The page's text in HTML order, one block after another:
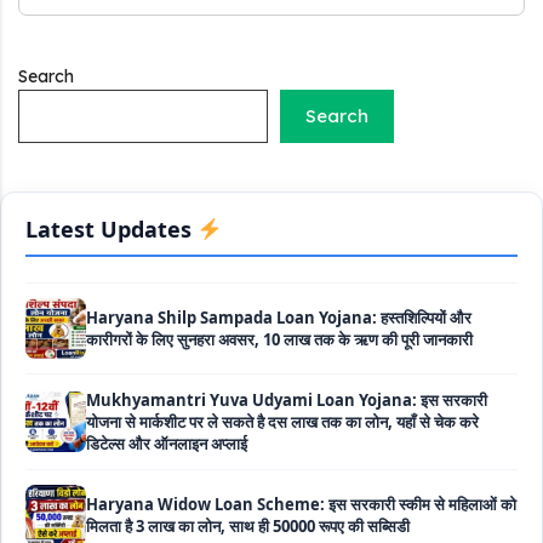
Search
Search
Latest Updates
Haryana Shilp Sampada Loan Yojana: हस्तशिल्पियों और
कारीगरों के लिए सुनहरा अवसर, 10 लाख तक के ऋण की पूरी जानकारी
Mukhyamantri Yuva Udyami Loan Yojana: इस सरकारी
योजना से मार्कशीट पर ले सकते है दस लाख तक का लोन, यहाँ से चेक करे
डिटेल्स और ऑनलाइन अप्लाई
Haryana Widow Loan Scheme: इस सरकारी स्कीम से महिलाओं को
मिलता है 3 लाख का लोन, साथ ही 50000 रूपए की सब्सिडी
Mahila Krishi Vriddhi Loan Yojana: इस सरकारी स्कीम से
महिलाओं को मिलेगा 5 लाख तक का ब्याज मुक्त लोन, ऐसे उठा सकती है लाभ